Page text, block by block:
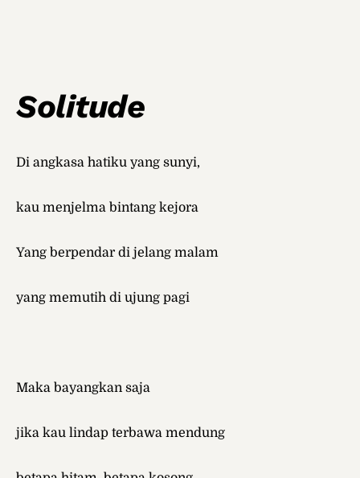
Solitude
Di angkasa hatiku yang sunyi,
kau menjelma bintang kejora
Yang berpendar di jelang malam
yang memutih di ujung pagi
Maka bayangkan saja
jika kau lindap terbawa mendung